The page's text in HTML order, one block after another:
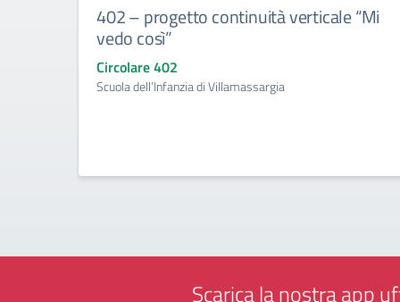
402 – progetto continuità verticale “Mi
vedo così”
Circolare 402
Scuola dell’Infanzia di Villamassargia
Scarica la nostra app